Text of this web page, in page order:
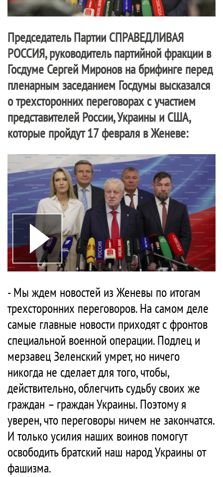
Председатель Партии СПРАВЕДЛИВАЯ
РОССИЯ, руководитель партийной фракции в
Госдуме Сергей Миронов на брифинге перед
пленарным заседанием Госдумы высказался
о трехсторонних переговорах с участием
представителей России, Украины и США,
которые пройдут 17 февраля в Женеве:
- Мы ждем новостей из Женевы по итогам
трехсторонних переговоров. На самом деле
самые главные новости приходят с фронтов
специальной военной операции. Подлец и
мерзавец Зеленский умрет, но ничего
никогда не сделает для того, чтобы,
действительно, облегчить судьбу своих же
граждан – граждан Украины. Поэтому я
уверен, что переговоры ничем не закончатся.
И только усилия наших воинов помогут
освободить братский наш народ Украины от
фашизма.